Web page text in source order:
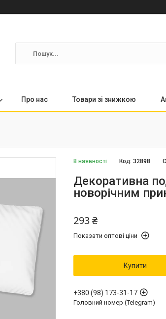
Про нас Товари зі знижкою
В наявності Код:32898
Декоративна
новорічним
293 ₴
Показати оптові ціни
Купити
+380 (98) 173-31-17
Головний номер (Telegram)